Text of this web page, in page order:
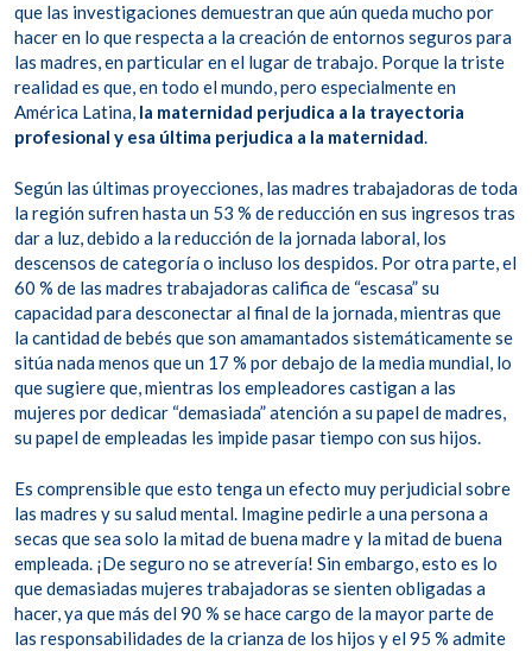
que las investigaciones demuestran que aún queda mucho por
hacer en lo que respecta a la creación de entornos seguros para
las madres, en particular en el lugar de trabajo. Porque la triste
realidad es que, en todo el mundo, pero especialmente en
América Latina, la maternidad perjudica a la trayectoria
profesional y esa última perjudica a la maternidad.
Según las últimas proyecciones, las madres trabajadoras de toda
la región sufren hasta un 53 % de reducción en sus ingresos tras
dar a luz, debido a la reducción de la jornada laboral, los
descensos de categoría o incluso los despidos. Por otra parte, el
60 % de las madres trabajadoras califica de “escasa” su
capacidad para desconectar al final de la jornada, mientras que
la cantidad de bebés que son amamantados sistemáticamente se
sitúa nada menos que un 17 % por debajo de la media mundial, lo
que sugiere que, mientras los empleadores castigan a las
mujeres por dedicar “demasiada” atención a su papel de madres,
su papel de empleadas les impide pasar tiempo con sus hijos.
Es comprensible que esto tenga un efecto muy perjudicial sobre
las madres y su salud mental. Imagine pedirle a una persona a
secas que sea solo la mitad de buena madre y la mitad de buena
empleada. ¡De seguro no se atrevería! Sin embargo, esto es lo
que demasiadas mujeres trabajadoras se sienten obligadas a
hacer, ya que más del 90 % se hace cargo de la mayor parte de
las responsabilidades de la crianza de los hijos y el 95 % admite